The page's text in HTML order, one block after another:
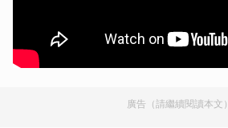
廣告（請繼續閱讀本文）